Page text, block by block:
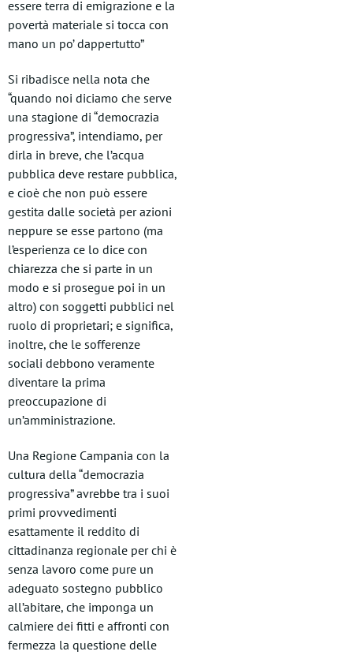
essere terra di emigrazione e la
povertà materiale si tocca con
mano un po’ dappertutto”
Si ribadisce nella nota che
“quando noi diciamo che serve
una stagione di “democrazia
progressiva”, intendiamo, per
dirla in breve, che l’acqua
pubblica deve restare pubblica,
e cioè che non può essere
gestita dalle società per azioni
neppure se esse partono (ma
l’esperienza ce lo dice con
chiarezza che si parte in un
modo e si prosegue poi in un
altro) con soggetti pubblici nel
ruolo di proprietari; e significa,
inoltre, che le sofferenze
sociali debbono veramente
diventare la prima
preoccupazione di
un’amministrazione.
Una Regione Campania con la
cultura della “democrazia
progressiva” avrebbe tra i suoi
primi provvedimenti
esattamente il reddito di
cittadinanza regionale per chi è
senza lavoro come pure un
adeguato sostegno pubblico
all’abitare, che imponga un
calmiere dei fitti e affronti con
fermezza la questione delle